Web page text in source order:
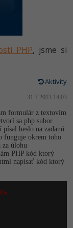
PHP, jsme si
Aktivity
31.7.2013 14:03
formulár z textovím
sa php subor
heslo na zadanú
funguje okrem toho
za úlohu
PHP kód ktorý
napísať kód ktorý
?>